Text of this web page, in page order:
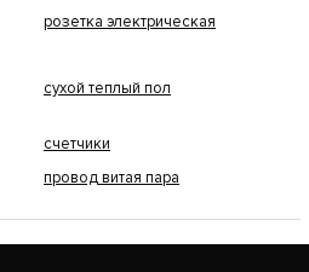
розетка электрическая
сухой теплый пол
счетчики
провод витая пара